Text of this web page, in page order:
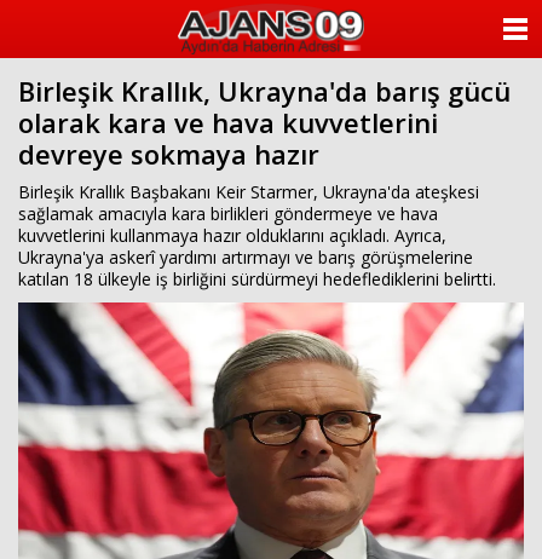
Birleşik Krallık, Ukrayna'da barış gücü
olarak kara ve hava kuvvetlerini
devreye sokmaya hazır
Birleşik Krallık Başbakanı Keir Starmer, Ukrayna'da ateşkesi
sağlamak amacıyla kara birlikleri göndermeye ve hava
kuvvetlerini kullanmaya hazır olduklarını açıkladı. Ayrıca,
Ukrayna'ya askerî yardımı artırmayı ve barış görüşmelerine
katılan 18 ülkeyle iş birliğini sürdürmeyi hedeflediklerini belirtti.
KATEGORİLER
ANKETLER
FOTO GALERİ
VİDEO GALERİ
KÜNYE
İLETİŞİM